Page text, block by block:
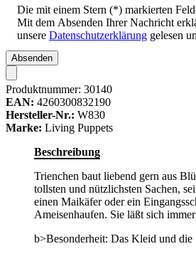
Die mit einem Stern (*) markierten
Mit dem Absenden Ihrer Nachricht
unsere Datenschutzerklärung gelesen
Absenden
Produktnummer: 30140
EAN: 4260300832190
Hersteller-Nr.: W830
Marke: Living Puppets
Beschreibung
Trienchen baut liebend gern aus
tollsten und nützlichsten Sachen,
einen Maikäfer oder ein
Ameisenhaufen. Sie läßt sich
b>Besonderheit: Das Kleid und die